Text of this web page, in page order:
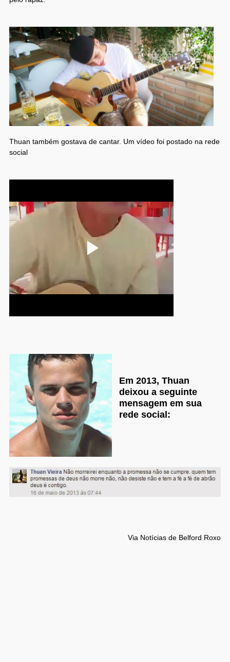
Thuan também gostava de cantar. Um vídeo foi postado na rede
social
Em 2013, Thuan
deixou a seguinte
mensagem em sua
rede social:
Via Notícias de Belford Roxo